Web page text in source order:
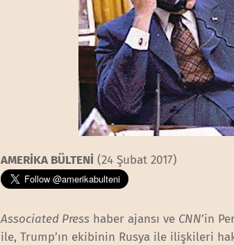
AMERİKA BÜLTENİ (24 Şubat 2017)
Associated Press haber ajansı ve CNN’in
ile, Trump’ın ekibinin Rusya ile ilişkileri